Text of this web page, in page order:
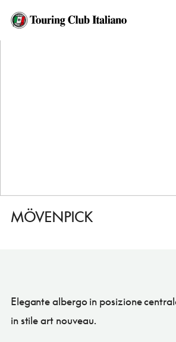
HOME
MÖVENPICK
Elegante albergo in posizione
in stile art nouveau.